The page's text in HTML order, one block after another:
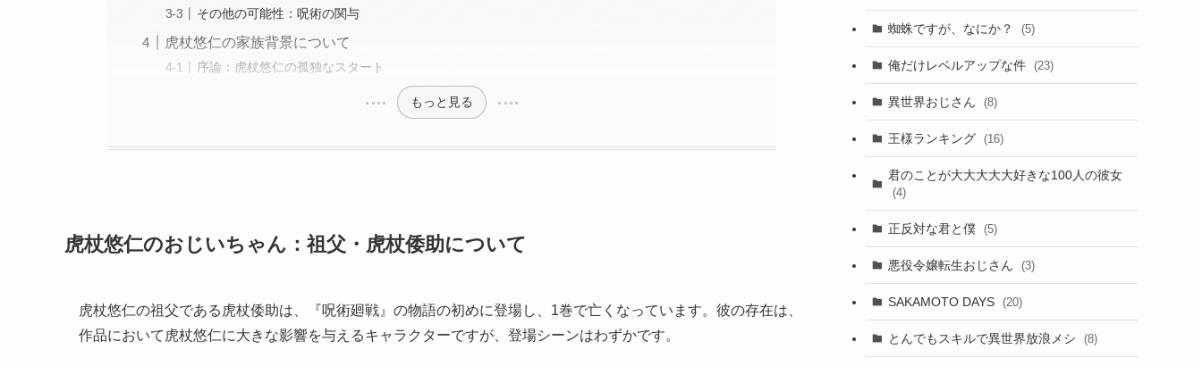
その他の可能性：呪術の関与
虎杖悠仁の家族背景について
序論：虎杖悠仁の孤独なスタート
もっと見る
虎杖悠仁のおじいちゃん：祖父・虎杖倭助について
虎杖悠仁の祖父である虎杖倭助は、『呪術廻戦』の物語の初めに登場し、1巻で亡くなっています。彼の存在は、
作品において虎杖悠仁に大きな影響を与えるキャラクターですが、登場シーンはわずかです。
蜘蛛ですが、なにか？ (5)
俺だけレベルアップな件 (23)
異世界おじさん (8)
王様ランキング (16)
君のことが大大大大大好きな100人の彼女
(4)
正反対な君と僕 (5)
悪役令嬢転生おじさん (3)
SAKAMOTO DAYS (20)
とんでもスキルで異世界放浪メシ (8)